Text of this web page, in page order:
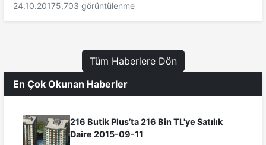
24.10.20175,703 görüntülenme
Tüm Haberlere Dön
En Çok Okunan Haberler
216 Butik Plus’ta 216 Bin TL'ye Satılık
Daire 2015-09-11